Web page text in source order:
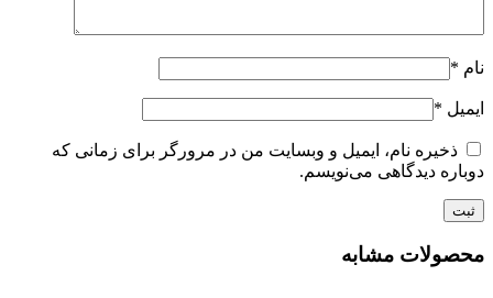
نام *
ایمیل *
ذخیره نام، ایمیل و وبسایت من در مرورگر برای زمانی که
دوباره دیدگاهی می‌نویسم.
محصولات مشابه